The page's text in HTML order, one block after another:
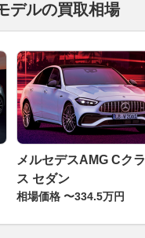
デルの買取相場
メルセデスAMG Cクラ
ス セダン
相場価格 〜334.5万円